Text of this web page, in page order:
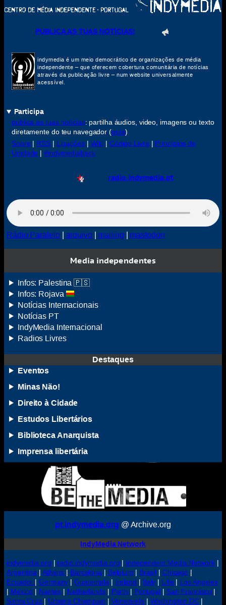
PUBLICA AS TUAS NOTÍCIAS!
indymedia é um meio democrático de organizações de média
independente – que oferecem cobertura comunitária de notícias
através da publicação livre – num website universalmente
acessível.
Participa
publica as tuas notícias: partilha áudios, video, imagens ou texto
diretamente do teu navegador (guia)
Sobre
RSS| Ligações| Wiki Código Livre
Princípios de
Unidade |#indymediaback
radio.indymedia.pt
Rádio Paralelo|arquivo| mailing mastodon
Media independentes
Infos: Palestina 🇵🇸
Infos: Rojava
Notícias Internacionais
Notícias PT
IndyMedia Internacional
Radios Livres
Destaques
Eventos
Minas Não!
Direito à Cidade
Estudos Libertários
Biblioteca Anarquista
Imprensa libertária
pt.indymedia.org @ Archive.org
IndyMedia Network
indymedia.org radio.indymedia.org Independent Media Network|
Argentina
Athens Barcelona Belgium Brasil Chicago
Ecuador
|Germany |Guatemala Ireland Italy Lille
Los Angeles
México Nantes Netherlands| Perth Portugal San Francisco
Santa Cruz
Urbana Champain Venezuela Washington DC|